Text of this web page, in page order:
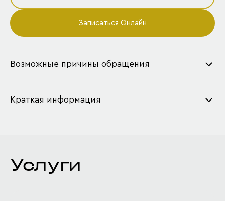
Записаться Онлайн
Возможные причины обращения
Краткая информация
Услуги